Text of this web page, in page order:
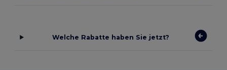
Welche Rabatte haben Sie jetzt?